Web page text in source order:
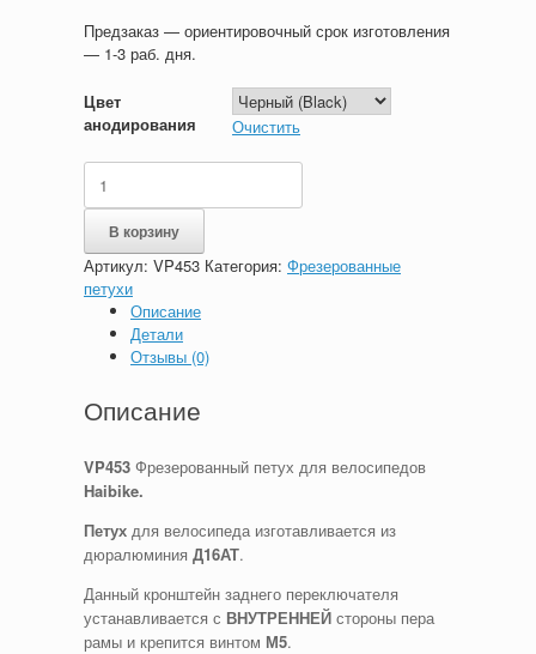
Предзаказ — ориентировочный срок изготовления
— 1-3 раб. дня.
Цвет
анодирования
Очистить
Количество
товара
VP453
Фрезерованный
петух
для
велосипеда
Haibike
D737)
В корзину
Артикул: VP453 Категория: Фрезерованные
петухи
Описание
Детали
Отзывы (0)
Описание
VP453 Фрезерованный петух для велосипедов
Haibike.
Петух для велосипеда изготавливается из
дюралюминия Д16АТ.
Данный кронштейн заднего переключателя
устанавливается с ВНУТРЕННЕЙ стороны пера
рамы и крепится винтом М5.